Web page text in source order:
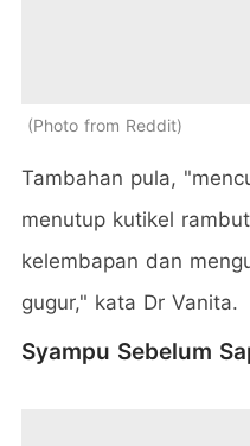
Photo from Reddit
Tambahan pula,
menutup kutikel
kelembapan dan
gugur," kata Dr Vanita.
Syampu Sebelum